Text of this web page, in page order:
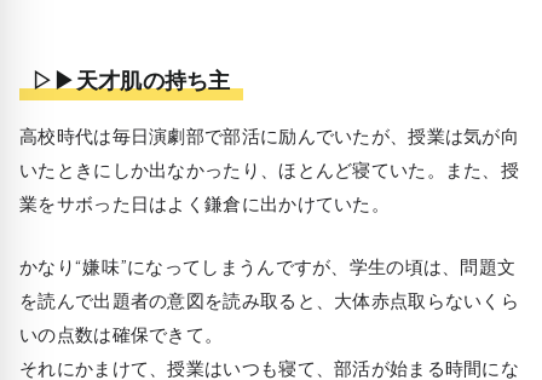
▷▶天才肌の持ち主
高校時代は毎日演劇部で部活に励んでいたが、授業は気が向
いたときにしか出なかったり、ほとんど寝ていた。また、授
業をサボった日はよく鎌倉に出かけていた。
かなり“嫌味”になってしまうんですが、学生の頃は、問題文
を読んで出題者の意図を読み取ると、大体赤点取らないくら
いの点数は確保できて。
それにかまけて、授業はいつも寝て、部活が始まる時間にな